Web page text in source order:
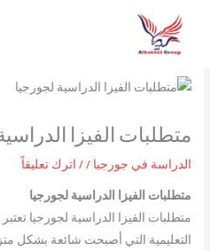
تخطي
المحتوى
متطلبات الفيزا
الدراسة في جورجيا /
/ اترك تعليقاً
متطلبات الفيزا الدراسية لجورجيا
متطلبات الفيزا الدراسية لجورجيا
التعليمية التي أصبحت شائعة بشكل